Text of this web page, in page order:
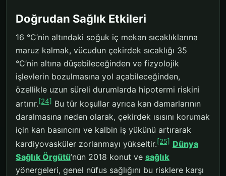
Doğrudan Sağlık Etkileri
16 °C’nin altındaki soğuk iç mekan sıcaklıklarına
maruz kalmak, vücudun çekirdek sıcaklığı 35
°C’nin altına düşebileceğinden ve fizyolojik
işlevlerin bozulmasına yol açabileceğinden,
özellikle uzun süreli durumlarda hipotermi riskini
artırır.[24] Bu tür koşullar ayrıca kan damarlarının
daralmasına neden olarak, çekirdek ısısını korumak
için kan basıncını ve kalbin iş yükünü artırarak
kardiyovasküler zorlanmayı yükseltir.[25] Dünya
Sağlık Örgütü’nün 2018 konut ve sağlık
yönergeleri, genel nüfus sağlığını bu risklere karşı